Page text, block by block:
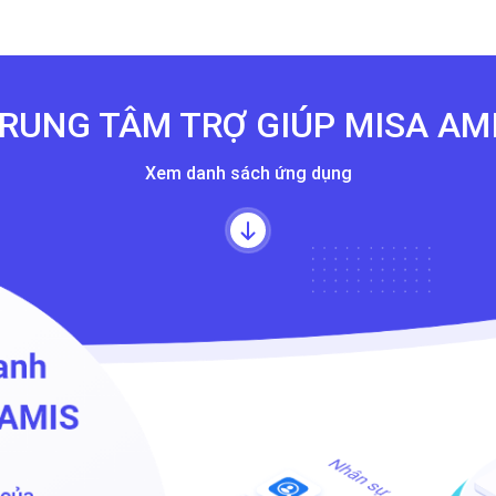
TÂM TRỢ GIÚP MISA
Xem danh sách ứng dụng